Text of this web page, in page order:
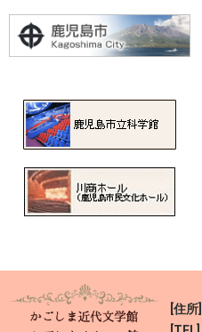
[住所]